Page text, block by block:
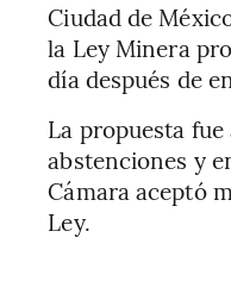
Ciudad de
la Ley Minera
día después de
La propuesta
abstenciones y
Cámara aceptó
Ley.